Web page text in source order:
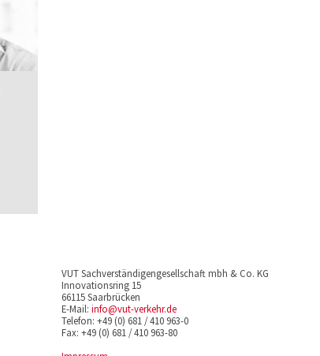
VUT Sachverständigengesellschaft mbh & Co. KG
Innovationsring 15
66115 Saarbrücken
E-Mail: info@vut-verkehr.de
Telefon: +49 (0) 681 / 410 963-0
Fax: +49 (0) 681 / 410 963-80